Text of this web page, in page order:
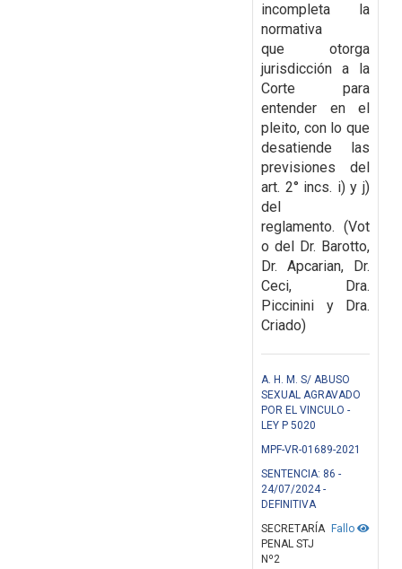
incompleta la
normativa
que otorga
jurisdicción a la
Corte para
entender en el
pleito, con lo que
desatiende las
previsiones del
art. 2° incs. i) y j)
del
reglamento. (Vot
o del Dr. Barotto,
Dr. Apcarian, Dr.
Ceci, Dra.
Piccinini y Dra.
Criado)
A. H. M. S/ ABUSO
SEXUAL AGRAVADO
POR EL VINCULO -
LEY P 5020
MPF-VR-01689-2021
SENTENCIA: 86 -
24/07/2024 -
DEFINITIVA
Fallo
SECRETARÍA
PENAL STJ
Nº2